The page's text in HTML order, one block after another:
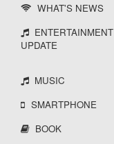
WHAT'S NEWS
ENTERTAINMENT
UPDATE
MUSIC
SMARTPHONE
BOOK